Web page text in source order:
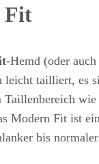
Fit
-Hemd (oder auch
leicht tailliert, es
Taillenbereich wie
Modern Fit ist
bis